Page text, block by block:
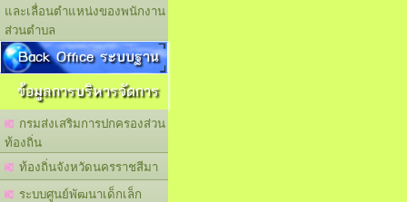
และเลื่อนตำแหน่งของพนักงาน
ส่วนตำบล
Back Office ระบบฐาน
ข้อมูลการบริหารจัดการ
กรมส่งเสริมการปกครองส่วน
ท้องถิ่น
ท้องถิ่นจังหวัดนครราชสีมา
ระบบศูนย์พัฒนาเด็กเล็ก